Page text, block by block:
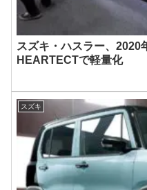
スズキ・ハスラー、2020
HEARTECTで軽量化
スズキ